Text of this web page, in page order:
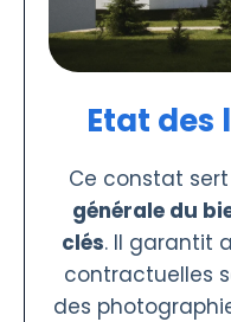
Etat des
Ce constat
générale du
clés. Il garantit
contractuelles
des